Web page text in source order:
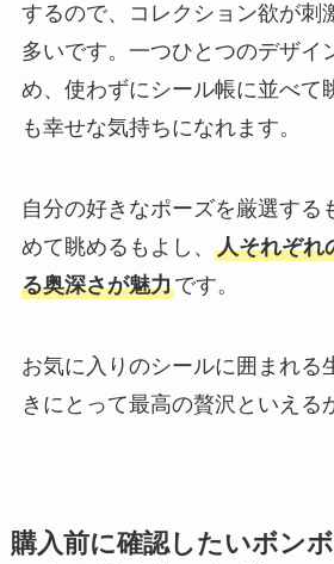
するので、コレクション欲が刺
多いです。一つひとつのデザイ
め、使わずにシール帳に並べて
も幸せな気持ちになれます。
自分の好きなポーズを厳選する
めて眺めるもよし、 人それぞれ
る奥深さが魅力です。
お気に入りのシールに囲まれる
きにとって最高の贅沢といえる
購入前に確認したいボン